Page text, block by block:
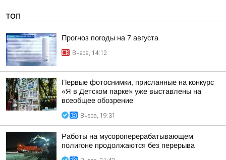
ТОП
Прогноз погоды на 7 августа
Вчера, 14:12
Первые фотоснимки, присланные на конкурс
«Я в Детском парке» уже выставлены на
всеобщее обозрение
Вчера, 19:31
Работы на мусороперерабатывающем
полигоне продолжаются без перерыва